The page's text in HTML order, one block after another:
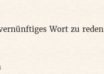
Wort zu reden